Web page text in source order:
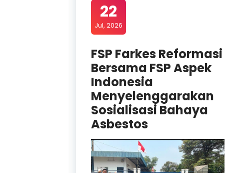
22
Jul, 2026
FSP Farkes Reformasi
Bersama FSP Aspek
Indonesia
Menyelenggarakan
Sosialisasi Bahaya
Asbestos